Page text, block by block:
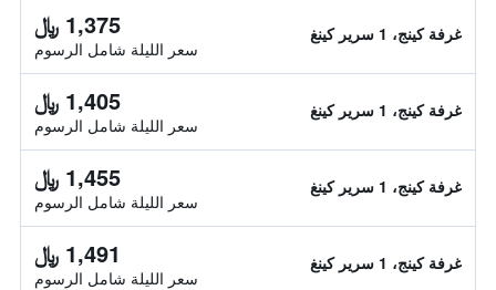
غرفة كينج، 1 سرير كينغ 1,375 ﷼
سعر الليلة شامل الرسوم
غرفة كينج، 1 سرير كينغ 1,405 ﷼
سعر الليلة شامل الرسوم
غرفة كينج، 1 سرير كينغ 1,455 ﷼
سعر الليلة شامل الرسوم
غرفة كينج، 1 سرير كينغ 1,491 ﷼
سعر الليلة شامل الرسوم